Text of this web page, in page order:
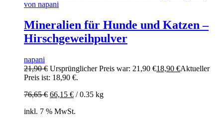
Mineralien für Hunde und Katzen –
Hirschgeweihpulver
napani
21,90€ Ursprünglicher Preis war: 21,90 €18,90 €Aktueller
Preis ist: 18,90 €.
76,65€ 66,15 € /0.35 kg
inkl. 7 % MwSt.